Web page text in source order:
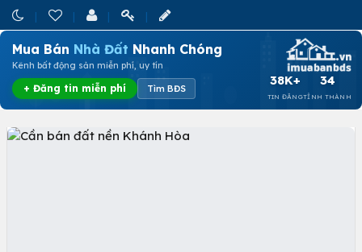
Mua Bán Nhà Đất Nhanh Chóng
Kênh bất động sản miễn phí, uy tín
+ Đăng tin miễn phí Tìm BĐS
38K+
TIN ĐĂNG
34
TỈNH THÀNH